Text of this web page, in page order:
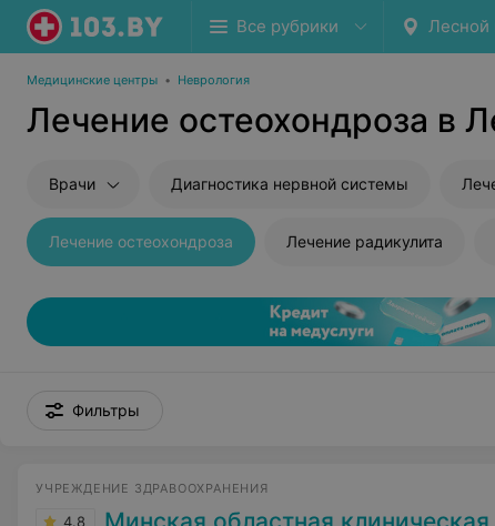
Все рубрики Лесной
Медицинские центры • Неврология
Лечение остеохондроза в
Врачи Диагностика нервной системы
Лечение остеохондроза Лечение радикулита
Фильтры
УЧРЕЖДЕНИЕ ЗДРАВООХРАНЕНИЯ
4.8